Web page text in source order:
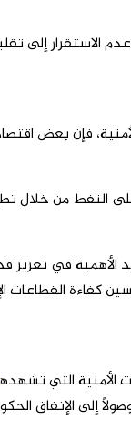
الاستقرار إلى
الأمنية، فإن
النفط من
الأهمية في
القطاعات
إلى الإنفاق